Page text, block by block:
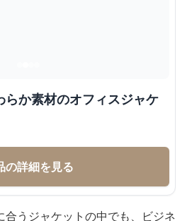
らか素材のオフィスジャケ
の詳細を見る
うジャケットの中でも、ビジネ